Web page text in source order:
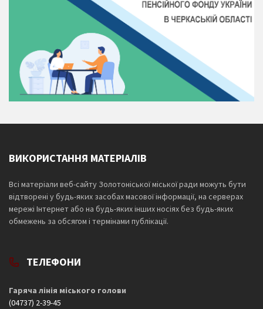
ВИКОРИСТАННЯ МАТЕРІАЛІВ
Всі матеріали веб-сайту Золотоніської міської ради можуть бути
відтворені у будь-яких засобах масової інформації, на серверах
мережі Інтернет або на будь-яких інших носіях без будь-яких
обмежень за обсягом і термінами публікації.
ТЕЛЕФОНИ
Гаряча лінія міського голови
(04737) 2-39-45